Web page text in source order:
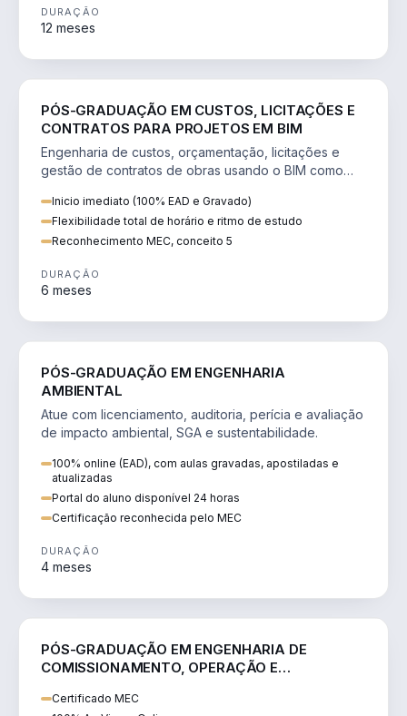
DURAÇÃO
12 meses
PÓS-GRADUAÇÃO EM CUSTOS, LICITAÇÕES E
CONTRATOS PARA PROJETOS EM BIM
Engenharia de custos, orçamentação, licitações e
gestão de contratos de obras usando o BIM como
Inicio imediato (100% EAD e Gravado)
Flexibilidade total de horário e ritmo de estudo
Reconhecimento MEC, conceito 5
DURAÇÃO
6 meses
PÓS-GRADUAÇÃO EM ENGENHARIA
AMBIENTAL
Atue com licenciamento, auditoria, perícia e avaliação
de impacto ambiental, SGA e sustentabilidade.
100% online (EAD), com aulas gravadas, apostiladas e
atualizadas
Portal do aluno disponível 24 horas
Certificação reconhecida pelo MEC
DURAÇÃO
4 meses
PÓS-GRADUAÇÃO EM ENGENHARIA DE
COMISSIONAMENTO, OPERAÇÃO E
Certificado MEC